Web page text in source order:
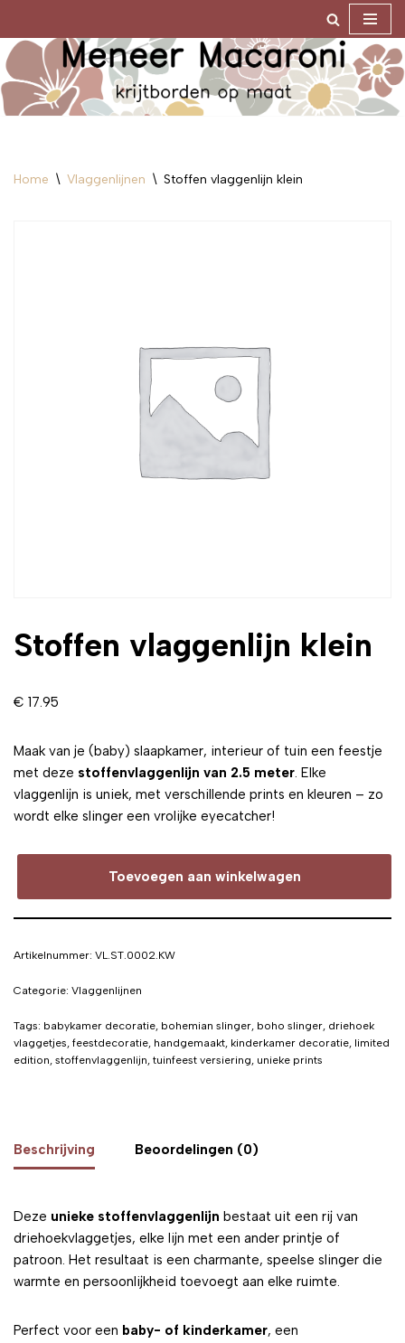
Ga
inhoud
Home \ Vlaggenlijnen \ Stoffen vlaggenlijn klein
Stoffen vlaggenlijn klein
€ 17.95
Maak van je (baby) slaapkamer, interieur of tuin een feestje
met deze stoffenvlaggenlijn van 2.5 meter. Elke
vlaggenlijn is uniek, met verschillende prints en kleuren – zo
wordt elke slinger een vrolijke eyecatcher!
Toevoegen aan winkelwagen
Artikelnummer: VL.ST.0002.KW
Categorie: Vlaggenlijnen
Tags: babykamer decoratie, bohemian slinger, boho slinger, driehoek
vlaggetjes, feestdecoratie, handgemaakt, kinderkamer decoratie, limited
edition, stoffenvlaggenlijn, tuinfeest versiering, unieke prints
Beschrijving Beoordelingen (0)
Deze unieke stoffenvlaggenlijn bestaat uit een rij van
driehoekvlaggetjes, elke lijn met een ander printje of
patroon. Het resultaat is een charmante, speelse slinger die
warmte en persoonlijkheid toevoegt aan elke ruimte.
Perfect voor een baby- of kinderkamer, een